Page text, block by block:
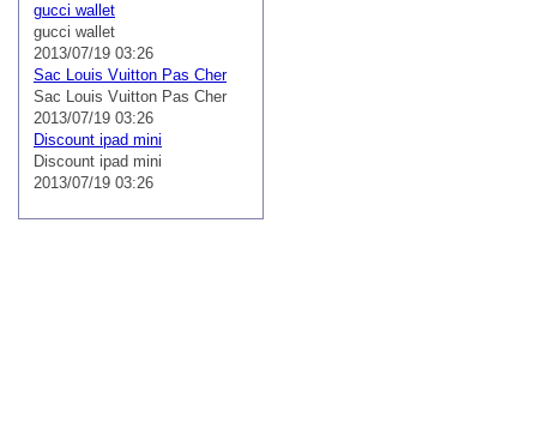
gucci wallet
gucci wallet
2013/07/19 03:26
Sac Louis Vuitton Pas Cher
Sac Louis Vuitton Pas Cher
2013/07/19 03:26
Discount ipad mini
Discount ipad mini
2013/07/19 03:26